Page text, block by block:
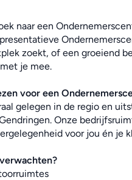
naar een
zoekt, of een groeiend
je mee.
voor een
gelegen in de regio en
Onze
voor jou én je